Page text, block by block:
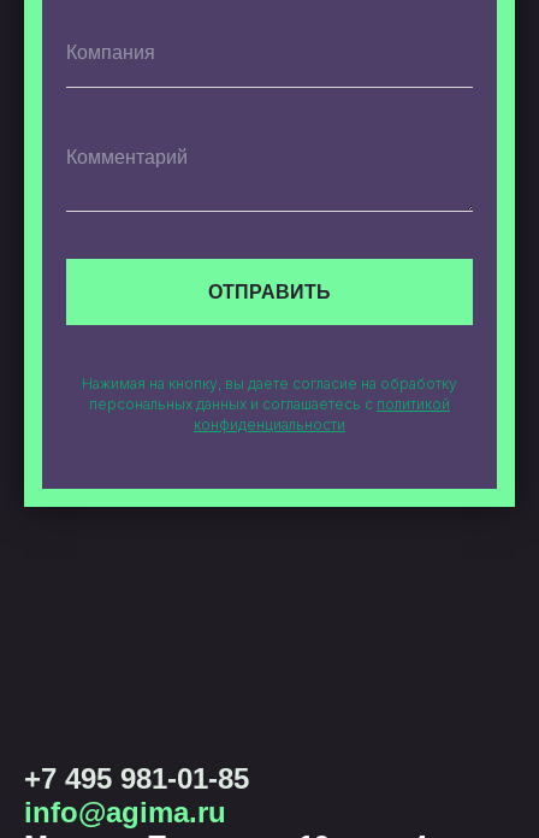
ОТПРАВИТЬ
Нажимая на кнопку, вы даете согласие на обработку
персональных данных и соглашаетесь c политикой
конфиденциальности
+7 495 981-01-85
info@agima.ru